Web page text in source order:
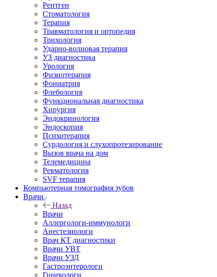
Рентген
Стоматология
Терапия
Травматология и ортопедия
Трихология
Ударно-волновая терапия
УЗ диагностика
Урология
Физиотерапия
Фониатрия
Флебология
Функциональная диагностика
Хирургия
Эндокринология
Эндоскопия
Психотерапия
Сурдология и слухопротезирование
Вызов врача на дом
Телемедицина
Ревматология
SVF терапия
Компьютерная томография зубов
Врачи
Назад
Врачи
Аллергологи-иммунологи
Анестезиологи
Врач КТ диагностики
Врачи УВТ
Врачи УЗД
Гастроэнтерологи
Гинекологи